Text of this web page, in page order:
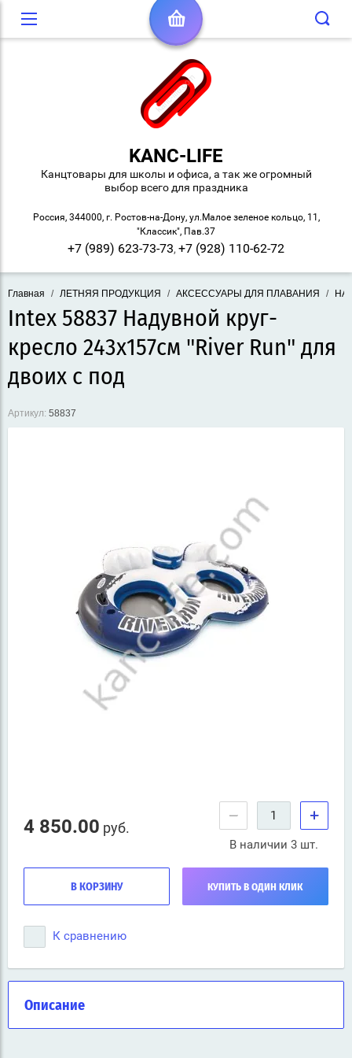
KANC-LIFE
Канцтовары для школы и офиса, а так же огромный
выбор всего для праздника
Россия, 344000, г. Ростов-на-Дону, ул.Малое зеленое кольцо, 11,
"Классик", Пав.37
+7 (989) 623-73-73, +7 (928) 110-62-72
Главная / ЛЕТНЯЯ ПРОДУКЦИЯ / АКСЕССУАРЫ ДЛЯ ПЛАВАНИЯ /
Intex 58837 Надувной круг-
кресло 243х157см "River Run" для
двоих с под
Артикул: 58837
4 850.00 руб.
− +
В наличии 3 шт.
В КОРЗИНУ КУПИТЬ В ОДИН КЛИК
К сравнению
Описание